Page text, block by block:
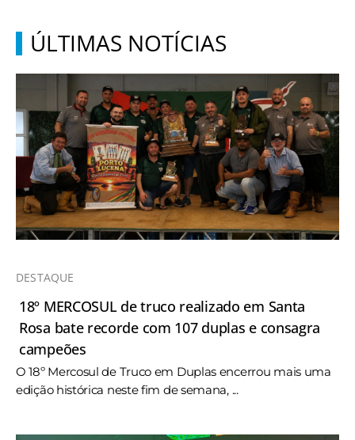
ÚLTIMAS NOTÍCIAS
DESTAQUE
18º MERCOSUL de truco realizado em Santa
Rosa bate recorde com 107 duplas e consagra
campeões
O 18º Mercosul de Truco em Duplas encerrou mais uma
edição histórica neste fim de semana, ...